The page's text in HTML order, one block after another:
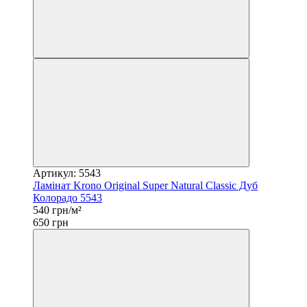
Артикул: 5543
Ламінат Krono Original Super Natural Classic Дуб
Колорадо 5543
540 грн/м²
650 грн